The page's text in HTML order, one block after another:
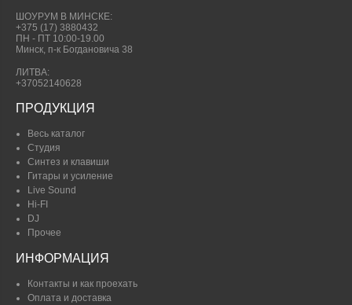
ШОУРУМ В МИНСКЕ:
+375 (17) 3880432
ПН - ПТ 10:00-19.00
Минск, п-к Богдановича 38
ЛИТВА:
+37052140628
ПРОДУКЦИЯ
Весь каталог
Студия
Синтез и клавиши
Гитары и усиление
Live Sound
Hi-FI
DJ
Прочее
ИНФОРМАЦИЯ
Контакты и как проехать
Оплата и доставка